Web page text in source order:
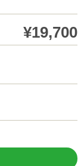
¥19,700